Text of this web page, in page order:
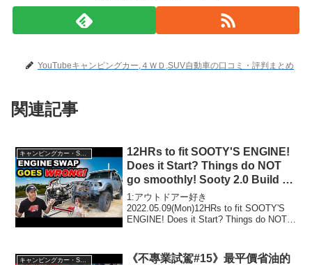
YouTubeキャンピングカー,４ＷＤ,SUV自動車の口コミ・評判まとめ
関連記事
キャンピングカー・SUV人気車種
12HRs to fit SOOTY'S ENGINE!
Does it Start? Things do NOT
go smoothly! Sooty 2.0 Build Pt
3
1:アウトドアー好き
2022.05.09(Mon)12HRs to fit SOOTY'S
ENGINE! Does it Start? Things do NOT
《不專業試駕#15》最平價省油的